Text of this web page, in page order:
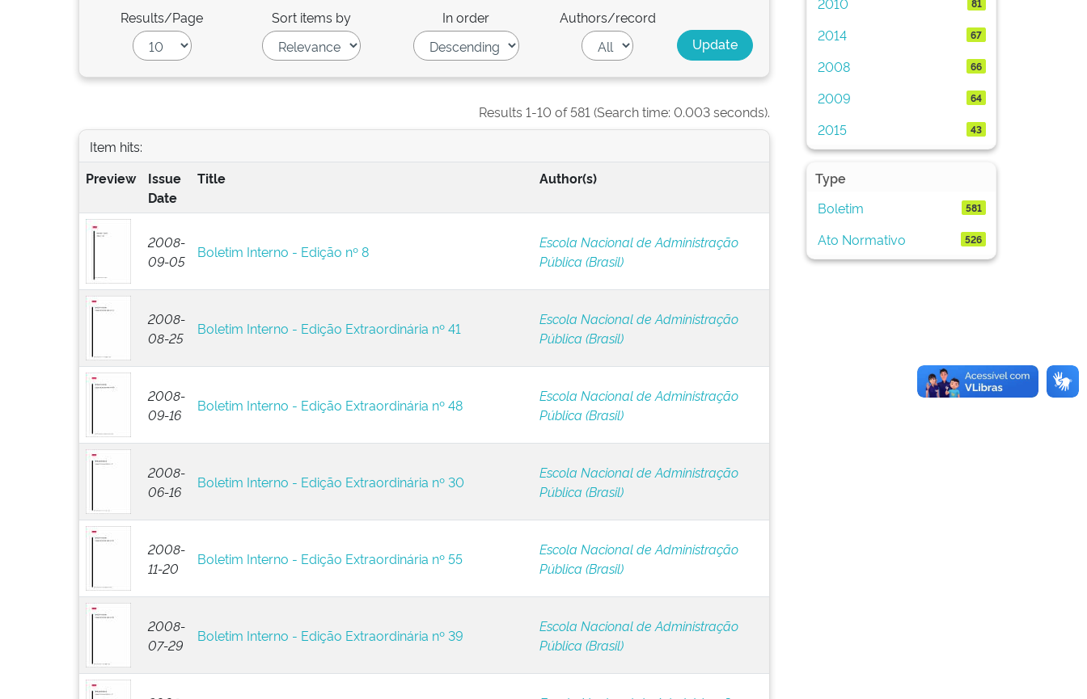
Results/Page Sort items by In order Authors/record
Results 1-10 of 581 (Search time: 0.003 seconds).
Item hits:
Preview
Issue
Date
Title Author(s)
2008-
09-05
Boletim Interno - Edição nº 8
Escola Nacional de Administração
Pública (Brasil)
2008-
08-25
Boletim Interno - Edição Extraordinária nº 41
Escola Nacional de Administração
Pública (Brasil)
2008-
09-16
Boletim Interno - Edição Extraordinária nº 48
Escola Nacional de Administração
Pública (Brasil)
2008-
06-16
Boletim Interno - Edição Extraordinária nº 30
Escola Nacional de Administração
Pública (Brasil)
2008-
11-20
Boletim Interno - Edição Extraordinária nº 55
Escola Nacional de Administração
Pública (Brasil)
2008-
07-29
Boletim Interno - Edição Extraordinária nº 39
Escola Nacional de Administração
Pública (Brasil)
2014 67
2008 66
2009 64
2015 43
Type
Boletim
581
Ato Normativo 526